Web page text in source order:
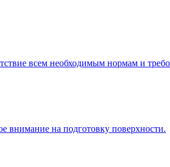
всем необходимым нормам и
внимание на подготовку поверхности.